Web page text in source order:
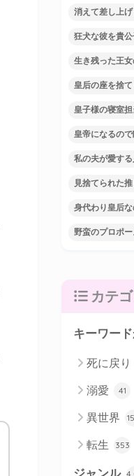
消えて差し上
狂犬な彼を貴公
生き残った王
皇后の座を捨
皇子様の寝室
皇帝になるの
私の夫が愛す
見捨てられた
身代わり皇后
野蛮のプロポ
カテ
キーワー
死に戻り
溺愛 41
異世界
転生 353
ジャンル